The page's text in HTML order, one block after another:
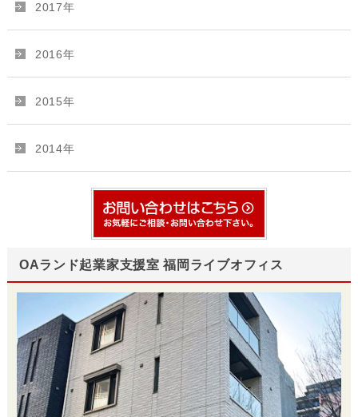
2017年
2016年
2015年
2014年
OAランド起業家支援室 福岡ライブオフィス